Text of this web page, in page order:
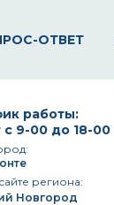
ОТВЕТ
работы:
с 9-00 до 18-00
региона:
Новгород